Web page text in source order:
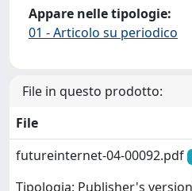
Appare nelle tipologie:
01 - Articolo su periodico
File in questo prodotto:
File
futureinternet-04-00092.pdf
Tipologia: Publisher's